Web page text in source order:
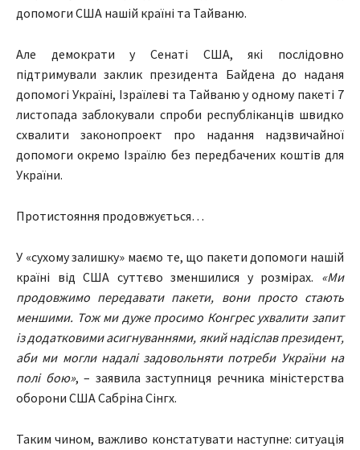
допомоги США нашій країні та Тайваню.
Але демократи у Сенаті США, які послідовно
підтримували заклик президента Байдена до наданя
допомогі Україні, Ізраїлеві та Тайваню у одному пакеті 7
листопада заблокували спроби республіканців швидко
схвалити законопроект про надання надзвичайної
допомоги окремо Ізраїлю без передбачених коштів для
України.
Протистояння продовжується…
У «сухому залишку» маємо те, що пакети допомоги нашій
країні від США суттєво зменшилися у розмірах. «Ми
продовжимо передавати пакети, вони просто стають
меншими. Тож ми дуже просимо Конгрес ухвалити запит
із додатковими асигнуваннями, який надіслав президент,
аби ми могли надалі задовольняти потреби України на
полі бою», – заявила заступниця речника міністерства
оборони США Сабріна Сінгх.
Таким чином, важливо констатувати наступне: ситуація